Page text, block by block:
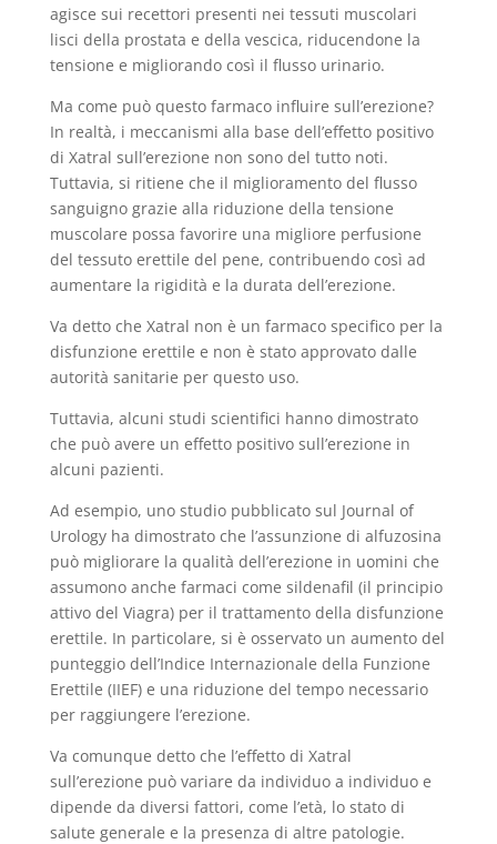
agisce sui recettori presenti nei tessuti muscolari
lisci della prostata e della vescica, riducendone la
tensione e migliorando così il flusso urinario.
Ma come può questo farmaco influire sull’erezione?
In realtà, i meccanismi alla base dell’effetto positivo
di Xatral sull’erezione non sono del tutto noti.
Tuttavia, si ritiene che il miglioramento del flusso
sanguigno grazie alla riduzione della tensione
muscolare possa favorire una migliore perfusione
del tessuto erettile del pene, contribuendo così ad
aumentare la rigidità e la durata dell’erezione.
Va detto che Xatral non è un farmaco specifico per la
disfunzione erettile e non è stato approvato dalle
autorità sanitarie per questo uso.
Tuttavia, alcuni studi scientifici hanno dimostrato
che può avere un effetto positivo sull’erezione in
alcuni pazienti.
Ad esempio, uno studio pubblicato sul Journal of
Urology ha dimostrato che l’assunzione di alfuzosina
può migliorare la qualità dell’erezione in uomini che
assumono anche farmaci come sildenafil (il principio
attivo del Viagra) per il trattamento della disfunzione
erettile. In particolare, si è osservato un aumento del
punteggio dell’Indice Internazionale della Funzione
Erettile (IIEF) e una riduzione del tempo necessario
per raggiungere l’erezione.
Va comunque detto che l’effetto di Xatral
sull’erezione può variare da individuo a individuo e
dipende da diversi fattori, come l’età, lo stato di
salute generale e la presenza di altre patologie.